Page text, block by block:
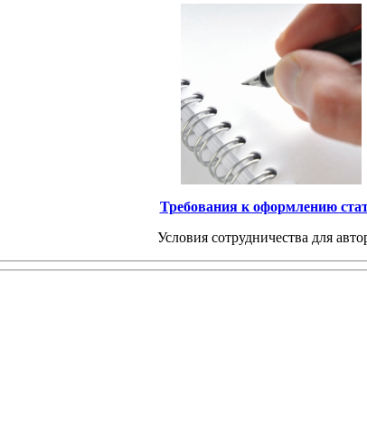
Требования к оформлению
Условия сотрудничества для